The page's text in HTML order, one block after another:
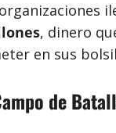
, dinero
en sus
de